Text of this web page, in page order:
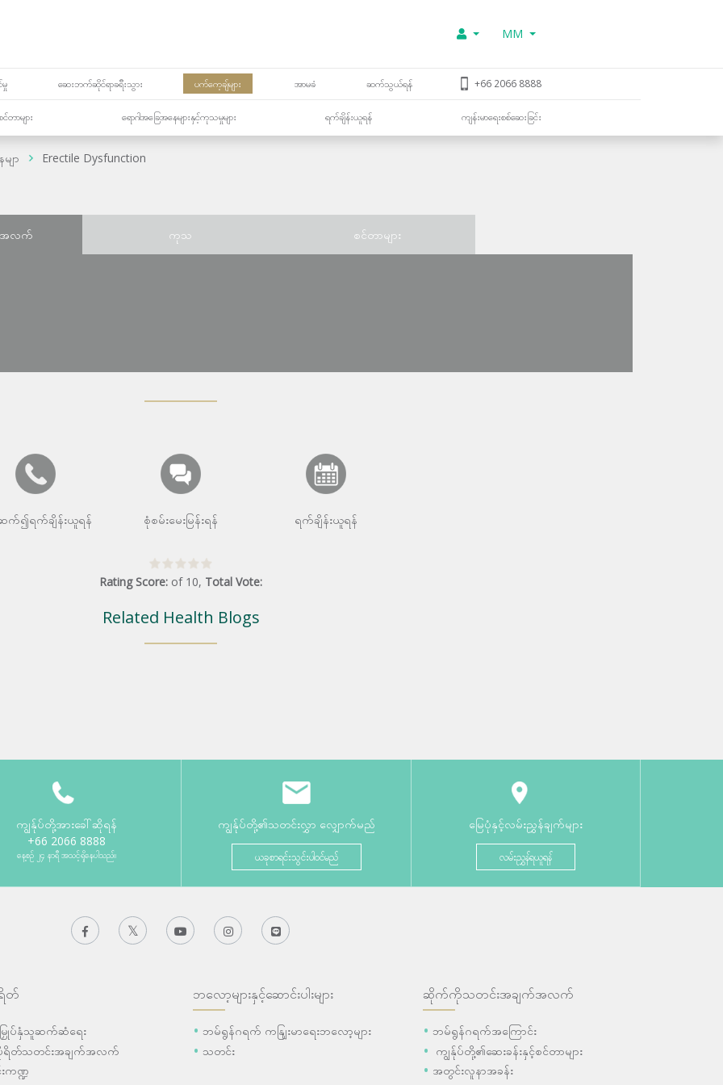
MM
မှု ဆေးဘက်ဆိုင်ရာခရီးသွား ပက်ကေ့ချ်များ အာမခံ ဆက်သွယ်ရန် +66 2066 8888
ာများ ရောဂါအခြေအနေများနှင့်ကုသမှုများ ရက်ချိန်းယူရန် ကျန်းမာရေးစစ်ဆေးခြင်း
ျာ Erectile Dysfunction
အလက် ကုသ စင်တာများ
က်၍ရက်ချိန်းယူရန် စုံစမ်းမေးမြန်းရန် ရက်ချိန်းယူရန်
Rating Score: of 10, Total Vote:
Related Health Blogs
ကျွန်ုပ်တို့အားခေါ်ဆိုရန်
+66 2066 8888
နေ့စဉ် ၂၄ နာရီ အသင့်ရှိနေပါသည်။
ကျွန်ုပ်တို့၏သတင်းလွှာ လျှောက်မည်
ယခုစာရင်းသွင်းပါဝင်မည်
မြေပုံနှင့်လမ်းညွှန်ချက်များ
လမ်းညွှန်ရယူရန်
တ်
မြှုပ်နှံသူဆက်ဆံရေး
ရိတ်သတင်းအချက်အလက်
ကဏ္ဍ
ဘလော့များနှင့်ဆောင်းပါးများ
ဘမ်ရွန်ဂရက် ကနျြးမာရေးဘလော့များ
သတင်း
ဆိုက်ကိုသတင်းအချက်အလက်
ဘမ်ရွန်ဂရက်အကြောင်း
ကျွန်ုပ်တို့၏ဆေးခန်းနှင့်စင်တာများ
အတွင်းလူနာအခန်း